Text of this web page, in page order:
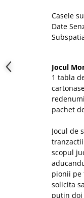
Casele
Date
Jocul
1 tabla
pachet
Jocul de
scopul
pionii pe
solicita
putin